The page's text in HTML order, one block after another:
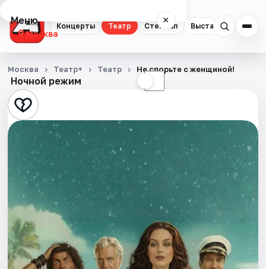
Концерты Театр Стендап Выставки
Меню ×
Москва
Концерты
Театр
Стендап
Выставки
Квесты
Экскурсии
Спорт
События
Ночной режим ☾
Москва Театр+ Театр Не спорьте с женщиной!